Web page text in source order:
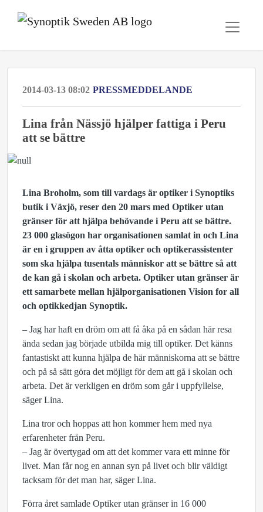
2014-03-13 08:02 PRESSMEDDELANDE
Lina från Nässjö hjälper fattiga i Peru
att se bättre
Lina Broholm, som till vardags är optiker i Synoptiks
butik i Växjö, reser den 20 mars med Optiker utan
gränser för att hjälpa behövande i Peru att se bättre.
23 000 glasögon har organisationen samlat in och Lina
är en i gruppen av åtta optiker och optikerassistenter
som ska hjälpa tusentals människor att se bättre så att
de kan gå i skolan och arbeta. Optiker utan gränser är
ett samarbete mellan hjälporganisationen Vision for all
och optikkedjan Synoptik.
– Jag har haft en dröm om att få åka på en sådan här resa
ända sedan jag började utbilda mig till optiker. Det känns
fantastiskt att kunna hjälpa de här människorna att se bättre
och på så sätt göra det möjligt för dem att gå i skolan och
arbeta. Det är verkligen en dröm som går i uppfyllelse,
säger Lina.
Lina tror och hoppas att hon kommer hem med nya
erfarenheter från Peru.
– Jag är övertygad om att det kommer vara ett minne för
livet. Man får nog en annan syn på livet och blir väldigt
tacksam för det man har, säger Lina.
Förra året samlade Optiker utan gränser in 16 000